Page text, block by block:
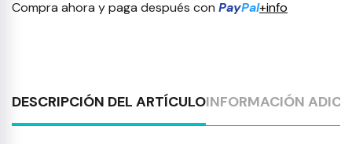
Compra ahora y paga después con PayPal+info
DESCRIPCIÓN DEL ARTÍCULOINFORMACIÓN